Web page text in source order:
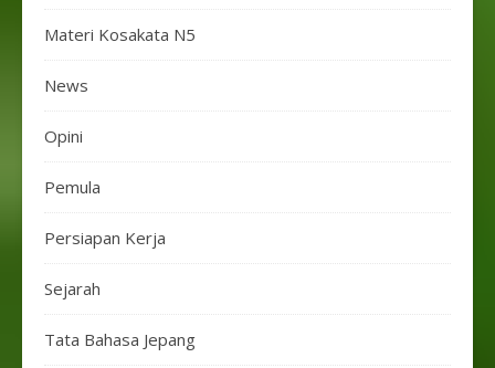
Materi Kosakata N5
News
Opini
Pemula
Persiapan Kerja
Sejarah
Tata Bahasa Jepang